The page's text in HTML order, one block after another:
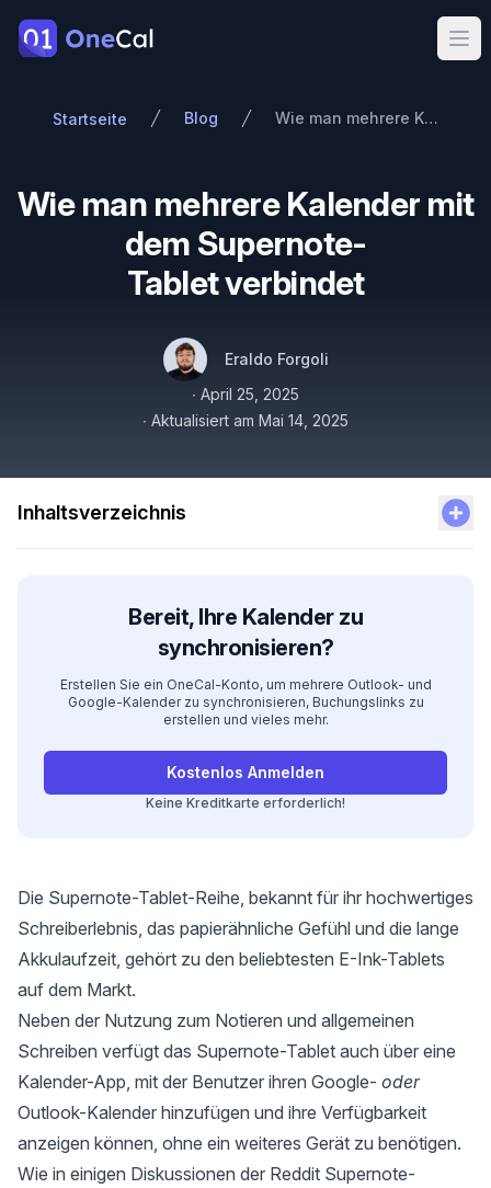
OneCal
Startseite Blog Wie man mehrere Kalender mit dem Supernote-Tablet verbindet
Wie man mehrere Kalender mit
dem Supernote-
Tablet verbindet
Autoren
Name
Twitter
Eraldo Forgoli
Veröffentlicht am
∙ April 25, 2025
∙ Aktualisiert am Mai 14, 2025
Inhaltsverzeichnis
Bereit, Ihre Kalender zu
synchronisieren?
Erstellen Sie ein OneCal-Konto, um mehrere Outlook- und
Google-Kalender zu synchronisieren, Buchungslinks zu
erstellen und vieles mehr.
Kostenlos Anmelden
Keine Kreditkarte erforderlich!
Die Supernote-Tablet-Reihe, bekannt für ihr hochwertiges
Schreiberlebnis, das papierähnliche Gefühl und die lange
Akkulaufzeit, gehört zu den beliebtesten E-Ink-Tablets
auf dem Markt.
Neben der Nutzung zum Notieren und allgemeinen
Schreiben verfügt das Supernote-Tablet auch über eine
Kalender-App, mit der Benutzer ihren Google- oder
Outlook-Kalender hinzufügen und ihre Verfügbarkeit
anzeigen können, ohne ein weiteres Gerät zu benötigen.
Wie in einigen Diskussionen der Reddit Supernote-